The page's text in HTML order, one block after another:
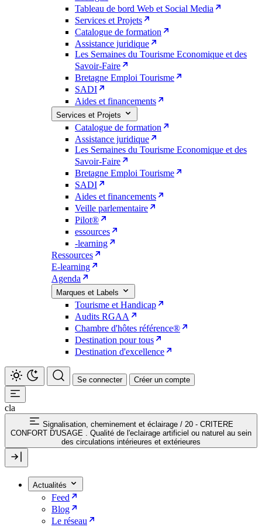
Tableau de bord Web et Social Media
Services et Projets
Catalogue de formation
Assistance juridique
Les Semaines du Tourisme Economique et des
Savoir-Faire
Bretagne Emploi Tourisme
SADI
Aides et financements
Services et Projets
Catalogue de formation
Assistance juridique
Les Semaines du Tourisme Economique et des
Savoir-Faire
Bretagne Emploi Tourisme
SADI
Aides et financements
Veille parlementaire
Pilot®
essources
-learning
Ressources
E-learning
Agenda
Marques et Labels
Tourisme et Handicap
Audits RGAA
Chambre d'hôtes référence®
Destination pour tous
Destination d'excellence
Se connecter Créer un compte
cla
Signalisation, cheminement et éclairage / 20 - CRITERE
CONFORT D'USAGE . Qualité de l'eclairage artificiel ou naturel au sein
des circulations intérieures et extérieures
Actualités
Feed
Blog
Le réseau